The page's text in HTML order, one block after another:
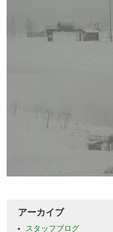
アーカイブ
スタッフブログ